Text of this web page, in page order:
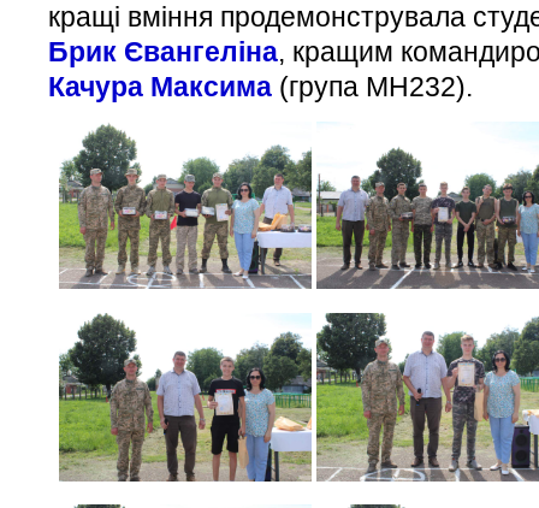
кращі вміння продемонструвала
Брик Євангеліна, кращим
Качура Максима (група МН232).